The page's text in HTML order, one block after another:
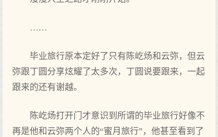
……
毕业旅行原本定好了只有陈屹炀和云弥，但云
弥跟丁圆分享炫耀了太多次，丁圆说要跟来，一起
跟来的还有谢越。
陈屹炀打开门才意识到所谓的毕业旅行好像不
再是他和云弥两个人的“蜜月旅行”，他甚至看到了